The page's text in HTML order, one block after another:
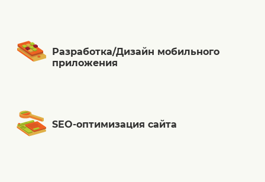
Разработка/Дизайн мобильного
приложения
SEO-оптимизация сайта